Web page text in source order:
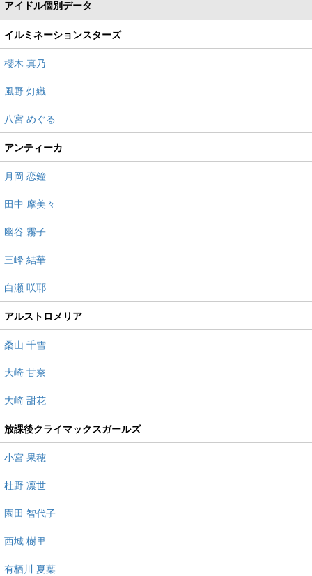
アイドル個別データ
イルミネーションスターズ
櫻木 真乃
風野 灯織
八宮 めぐる
アンティーカ
月岡 恋鐘
田中 摩美々
幽谷 霧子
三峰 結華
白瀬 咲耶
アルストロメリア
桑山 千雪
大崎 甘奈
大崎 甜花
放課後クライマックスガールズ
小宮 果穂
杜野 凛世
園田 智代子
西城 樹里
有栖川 夏葉